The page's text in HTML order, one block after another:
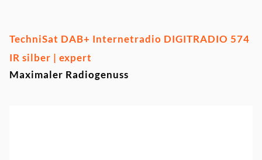
TechniSat DAB+ Internetradio DIGITRADIO 574
IR silber | expert
Maximaler Radiogenuss